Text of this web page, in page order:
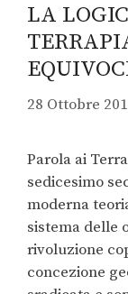
LA
28 Ottobre
Parola ai
sedicesimo
moderna
sistema delle
rivoluzione
concezione